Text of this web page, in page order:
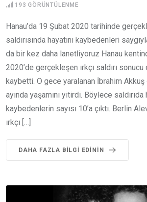
193 GÖRÜNTÜLENME
Hanau’da 19 Şubat 2020 tarihinde
saldırısında hayatını kaybedenleri
da bir kez daha lanetliyoruz Hanau
2020’de gerçekleşen ırkçı saldırı sonucu
kaybetti. O gece yaralanan İbrahim
ayında yaşamını yitirdi. Böylece saldırıda
kaybedenlerin sayısı 10’a çıktı. Berlin
ırkçı […]
DAHA FAZLA BILGI EDININ